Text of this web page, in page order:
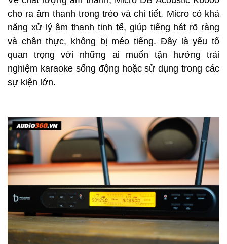
cho ra âm thanh trong trẻo và chi tiết. Micro có khả
năng xử lý âm thanh tinh tế, giúp tiếng hát rõ ràng
và chân thực, không bị méo tiếng. Đây là yếu tố
quan trọng với những ai muốn tận hưởng trải
nghiệm karaoke sống động hoặc sử dụng trong các
sự kiện lớn.